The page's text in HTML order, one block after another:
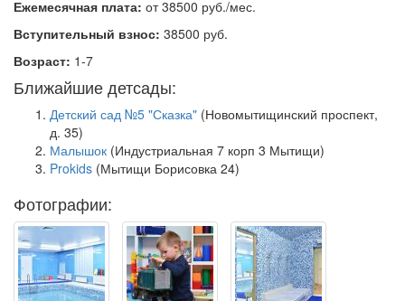
Ежемесячная плата: от 38500 руб./мес.
Вступительный взнос: 38500 руб.
Возраст: 1-7
Ближайшие детсады:
Детский сад №5 "Сказка" (Новомытищинский проспект,
д. 35)
Малышок (Индустриальная 7 корп 3 Мытищи)
Prokids (Мытищи Борисовка 24)
Фотографии: